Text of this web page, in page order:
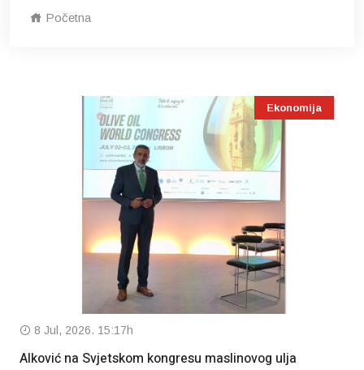
Početna
Ekonomija
8 Jul, 2026. 15:17h
Alković na Svjetskom kongresu maslinovog ulja